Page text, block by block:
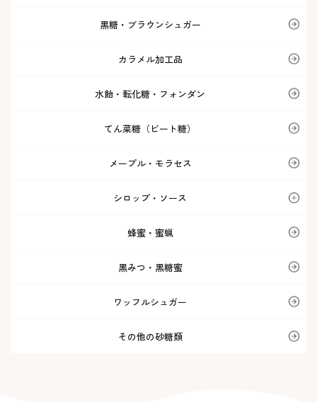
黒糖・ブラウンシュガー
カラメル加工品
水飴・転化糖・フォンダン
てん菜糖（ビート糖）
メープル・モラセス
シロップ・ソース
蜂蜜・蜜蝋
黒みつ・黒糖蜜
ワッフルシュガー
その他の砂糖類